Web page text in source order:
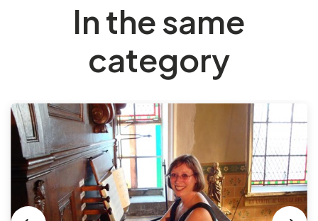
In the same
category